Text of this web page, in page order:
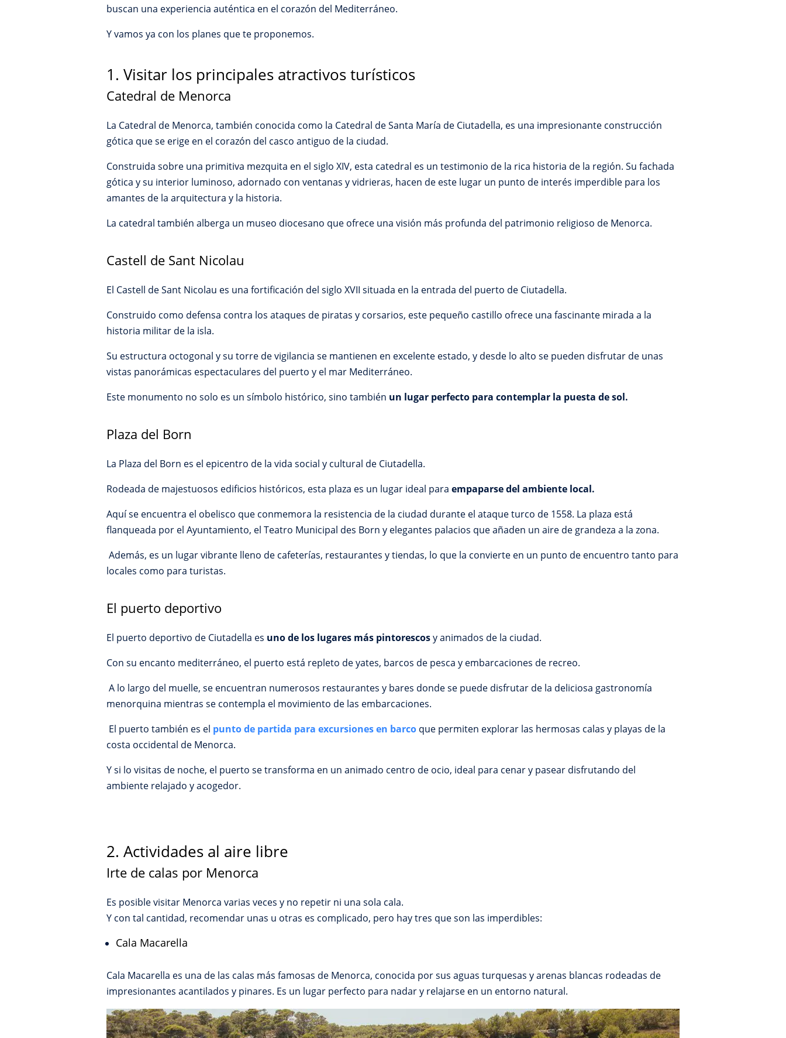
buscan una experiencia auténtica en el corazón del Mediterráneo.
Y vamos ya con los planes que te proponemos.
1. Visitar los principales atractivos turísticos
Catedral de Menorca
La Catedral de Menorca, también conocida como la Catedral de Santa María de Ciutadella, es una impresionante construcción
gótica que se erige en el corazón del casco antiguo de la ciudad.
Construida sobre una primitiva mezquita en el siglo XIV, esta catedral es un testimonio de la rica historia de la región. Su fachada
gótica y su interior luminoso, adornado con ventanas y vidrieras, hacen de este lugar un punto de interés imperdible para los
amantes de la arquitectura y la historia.
La catedral también alberga un museo diocesano que ofrece una visión más profunda del patrimonio religioso de Menorca.
Castell de Sant Nicolau
El Castell de Sant Nicolau es una fortificación del siglo XVII situada en la entrada del puerto de Ciutadella.
Construido como defensa contra los ataques de piratas y corsarios, este pequeño castillo ofrece una fascinante mirada a la
historia militar de la isla.
Su estructura octogonal y su torre de vigilancia se mantienen en excelente estado, y desde lo alto se pueden disfrutar de unas
vistas panorámicas espectaculares del puerto y el mar Mediterráneo.
Este monumento no solo es un símbolo histórico, sino también un lugar perfecto para contemplar la puesta de sol.
Plaza del Born
La Plaza del Born es el epicentro de la vida social y cultural de Ciutadella.
Rodeada de majestuosos edificios históricos, esta plaza es un lugar ideal para empaparse del ambiente local.
Aquí se encuentra el obelisco que conmemora la resistencia de la ciudad durante el ataque turco de 1558. La plaza está
flanqueada por el Ayuntamiento, el Teatro Municipal des Born y elegantes palacios que añaden un aire de grandeza a la zona.
Además, es un lugar vibrante lleno de cafeterías, restaurantes y tiendas, lo que la convierte en un punto de encuentro tanto para
locales como para turistas.
El puerto deportivo
El puerto deportivo de Ciutadella es uno de los lugares más pintorescosy animados de la ciudad.
Con su encanto mediterráneo, el puerto está repleto de yates, barcos de pesca y embarcaciones de recreo.
A lo largo del muelle, se encuentran numerosos restaurantes y bares donde se puede disfrutar de la deliciosa gastronomía
menorquina mientras se contempla el movimiento de las embarcaciones.
El puerto también es el punto de partida para excursiones en barco que permiten explorar las hermosas calas y playas de la
costa occidental de Menorca.
Y si lo visitas de noche, el puerto se transforma en un animado centro de ocio, ideal para cenar y pasear disfrutando del
ambiente relajado y acogedor.
2. Actividades al aire libre
Irte de calas por Menorca
Es posible visitar Menorca varias veces y no repetir ni una sola cala.
Y con tal cantidad, recomendar unas u otras es complicado, pero hay tres que son las imperdibles:
Cala Macarella
Cala Macarella es una de las calas más famosas de Menorca, conocida por sus aguas turquesas y arenas blancas rodeadas de
impresionantes acantilados y pinares. Es un lugar perfecto para nadar y relajarse en un entorno natural.